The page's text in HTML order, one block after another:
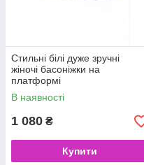
Стильні білі дуже зручні
жіночі басоніжки на
платформі
В наявності
1 080 ₴
Купити